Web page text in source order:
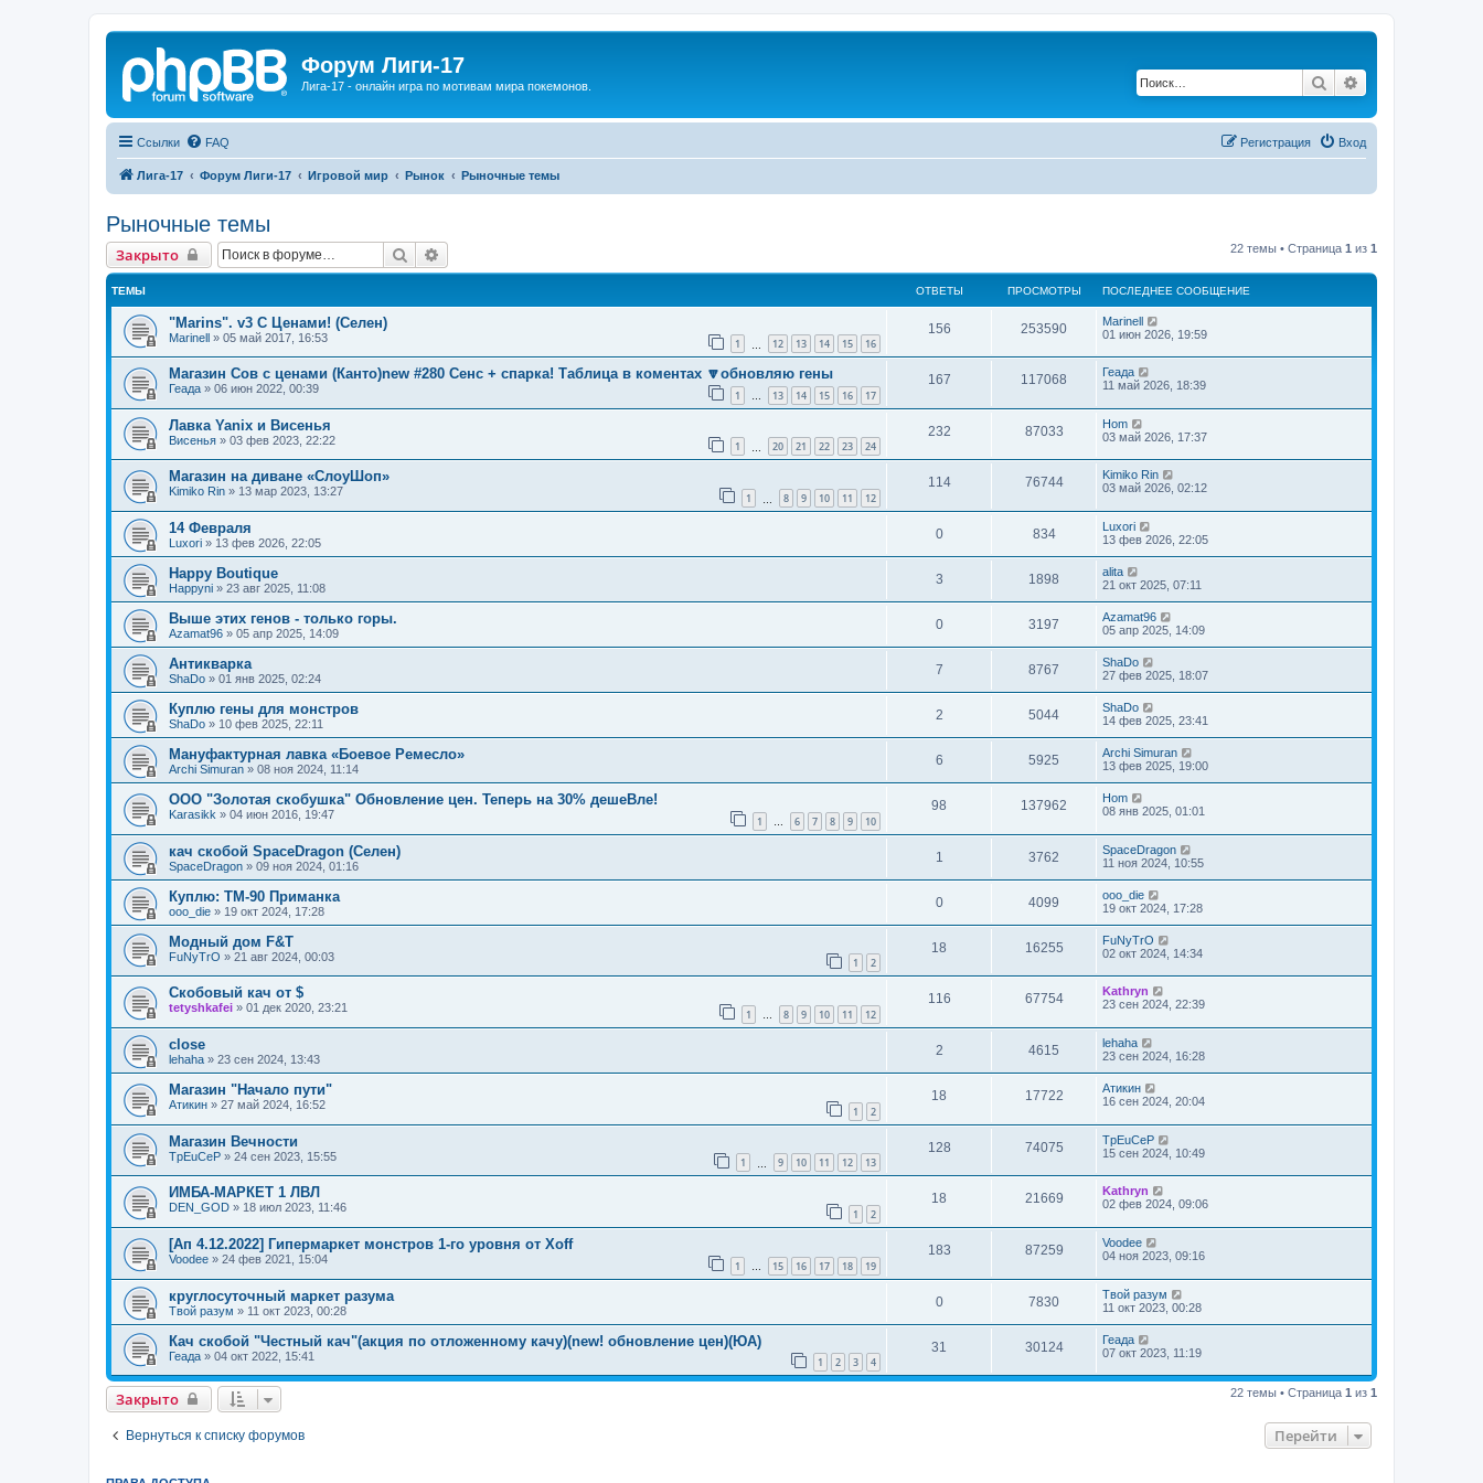
Форум Лиги-17
Лига-17 - онлайн игра по мотивам мира покемонов. Поиск
Ссылки FAQ Вход
Регистрация
Лига-17 Форум Лиги-17 Игровой мир Рынок Рыночные темы
Рыночные темы
Закрыто Поиск 22 темы • Страница 1 из 1
ТЕМЫ ОТВЕТЫ ПРОСМОТРЫ ПОСЛЕДНЕЕ СООБЩЕНИЕ
"Marins". v3 С Ценами! (Селен)
Marinell » 05 май 2017, 16:53 1 12 13 14 15 16
156 253590
Marinell
01 июн 2026, 19:59
Магазин Сов с ценами (Канто)new #280 Сенс + спарка! Таблица в коментах 🔽обновляю гены
Геада » 06 июн 2022, 00:39 1 … 13 14 15 16 17
167 117068
Геада
11 май 2026, 18:39
Лавка Yanix и Висенья
Висенья » 03 фев 2023, 22:22 1 20 21 22 23 24
232 87033
Hom
03 май 2026, 17:37
Магазин на диване «СлоуШоп»
Kimiko Rin » 13 мар 2023, 13:27 1 8 9 10 11 12
114 76744
Kimiko Rin
03 май 2026, 02:12
14 Февраля
Luxori » 13 фев 2026, 22:05
0 834
Luxori
13 фев 2026, 22:05
Happy Boutique
Happyni » 23 авг 2025, 11:08
3 1898
alita
21 окт 2025, 07:11
Выше этих генов - только горы.
Azamat96 » 05 апр 2025, 14:09
0 3197
Azamat96
05 апр 2025, 14:09
Антикварка
ShaDo » 01 янв 2025, 02:24
7 8767
ShaDo
27 фев 2025, 18:07
Куплю гены для монстров
ShaDo » 10 фев 2025, 22:11
2 5044
ShaDo
14 фев 2025, 23:41
Мануфактурная лавка «Боевое Ремесло»
Archi Simuran » 08 ноя 2024, 11:14
6 5925
Archi Simuran
13 фев 2025, 19:00
ООО "Золотая скобушка" Обновление цен. Теперь на 30% дешеВле!
Karasikk » 04 июн 2016, 19:47 1 … 6 7 8 9 10
98 137962
Hom
08 янв 2025, 01:01
кач скобой SpaceDragon (Селен)
SpaceDragon » 09 ноя 2024, 01:16
1 3762
SpaceDragon
11 ноя 2024, 10:55
Куплю: ТМ-90 Приманка
ooo_die » 19 окт 2024, 17:28
0 4099
ooo_die
19 окт 2024, 17:28
Модный дом F&T
FuNyTrO » 21 авг 2024, 00:03 1 2
18 16255
FuNyTrO
02 окт 2024, 14:34
Cкобовый кач от $
tetyshkafei » 01 дек 2020, 23:21 1 … 8 9 10 11 12
116 67754
Kathryn
23 сен 2024, 22:39
close
lehaha » 23 сен 2024, 13:43
2 4615
lehaha
23 сен 2024, 16:28
Магазин "Начало пути"
Атикин » 27 май 2024, 16:52 1 2
18 17722
Атикин
16 сен 2024, 20:04
Магазин Вечности
TpEuCeP » 24 сен 2023, 15:55 1 9 10 11 12 13
128 74075
TpEuCeP
15 сен 2024, 10:49
ИМБА-МАРКЕТ 1 ЛВЛ
DEN_GOD » 18 июл 2023, 11:46 1 2
18 21669
Kathryn
02 фев 2024, 09:06
[Ап 4.12.2022] Гипермаркет монстров 1-го уровня от Xoff
Voodee » 24 фев 2021, 15:04 1 … 15 16 17 18 19
183 87259
Voodee
04 ноя 2023, 09:16
круглосуточный маркет разума
Твой разум » 11 окт 2023, 00:28
0 7830
Твой разум
11 окт 2023, 00:28
Кач скобой "Честный кач"(акция по отложенному качу)(new! обновление цен)(ЮА)
Геада » 04 окт 2022, 15:41 1 2 3 4
31 30124
Геада
07 окт 2023, 11:19
Закрыто 22 темы • Страница 1 из 1
Вернуться к списку форумов Перейти